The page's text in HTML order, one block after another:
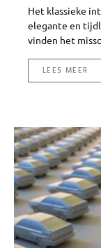
Het klassieke
elegante en
vinden het
LEES MEER